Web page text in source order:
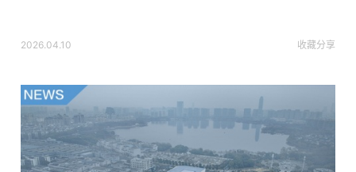
2026.04.10 收藏分享